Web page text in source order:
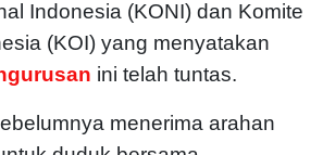
Indonesia (KONI) dan Komite
(KOI) yang menyatakan
ini telah tuntas.
menerima arahan